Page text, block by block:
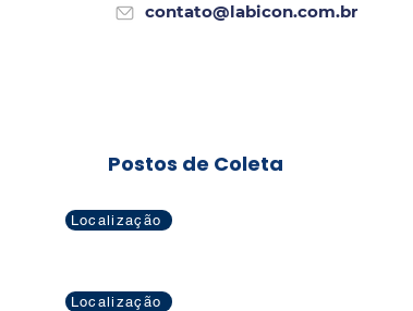
contato@labicon.com.br
Postos de Coleta
Localização
Localização